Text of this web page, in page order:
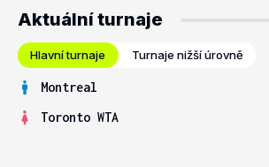
Aktuální turnaje
Hlavní turnaje Turnaje nižší úrovně
Montreal
Toronto WTA